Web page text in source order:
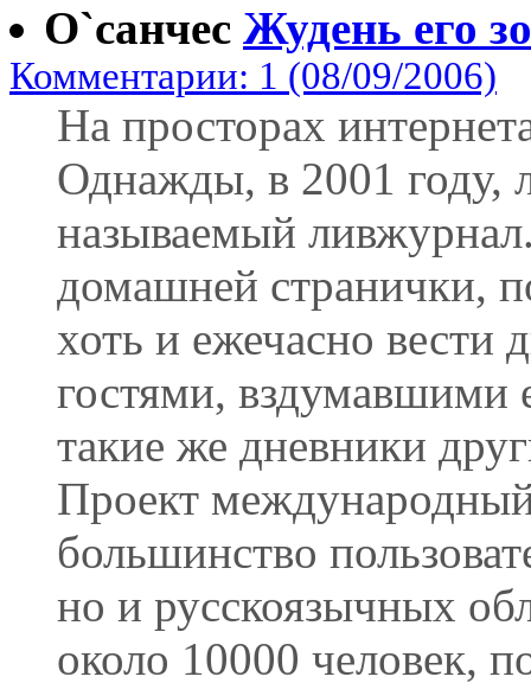
О`санчес Жудень его
Комментарии: 1 (08/09/2006)
На просторах
Однажды, в 2001 году,
называемый
домашней странички,
хоть и ежечасно вести
гостями, вздумавшими
такие же дневники
Проект
большинство
но и русскоязычных
около 10000 человек,